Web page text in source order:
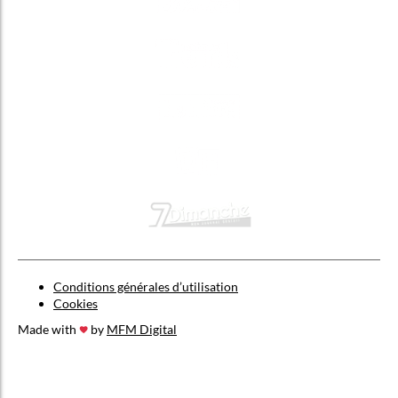
Conditions générales d’utilisation
Cookies
Made with
by MFM Digital